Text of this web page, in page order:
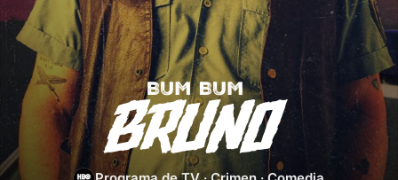
Bum
Bum